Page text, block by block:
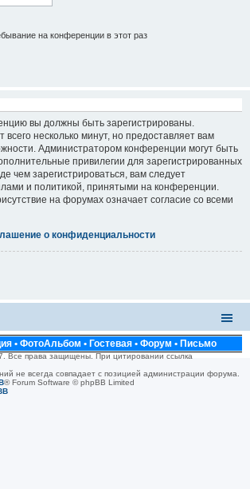
на конференции в этот раз
вы должны быть зарегистрированы.
всего несколько минут, но предоставляет вам
Администратором конференции могут быть
привилегии для зарегистрированных
чем зарегистрироваться, вам следует
и политикой, принятыми на конференции.
на форумах означает согласие со всеми
о конфиденциальности
• ФотоАльбом • Гостевая • Форум • Письмо
Все права защищены. При цитировании ссылка
не всегда совпадает с позицией администрации форума.
® Forum Software © phpBB Limited